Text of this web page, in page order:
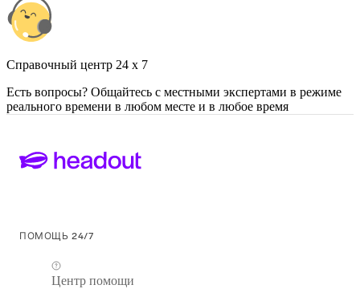
Cправочный центр 24 x 7
Есть вопросы? Общайтесь с местными экспертами в режиме
реального времени в любом месте и в любое время
ПОМОЩЬ 24/7
Центр помощи